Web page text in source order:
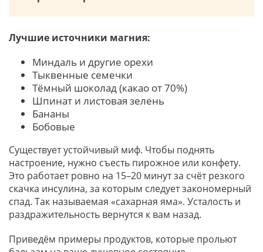
Лучшие источники магния:
Миндаль и другие орехи
Тыквенные семечки
Тёмный шоколад (какао от 70%)
Шпинат и листовая зелень
Бананы
Бобовые
Существует устойчивый миф. Чтобы поднять
настроение, нужно съесть пирожное или конфету.
Это работает ровно на 15–20 минут за счёт резкого
скачка инсулина, за которым следует закономерный
спад. Так называемая «сахарная яма». Усталость и
раздражительность вернутся к вам назад.
Приведём примеры продуктов, которые прольют